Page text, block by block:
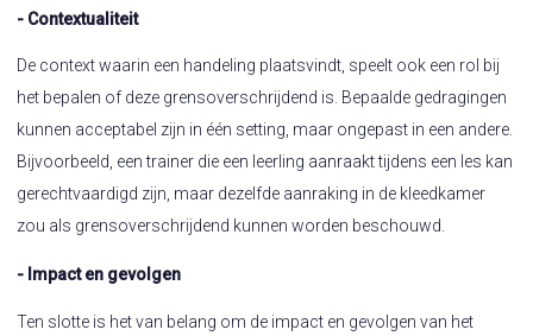
- Contextualiteit
De context waarin een handeling plaatsvindt, speelt ook een rol bij
het bepalen of deze grensoverschrijdend is. Bepaalde gedragingen
kunnen acceptabel zijn in één setting, maar ongepast in een andere.
Bijvoorbeeld, een trainer die een leerling aanraakt tijdens een les kan
gerechtvaardigd zijn, maar dezelfde aanraking in de kleedkamer
zou als grensoverschrijdend kunnen worden beschouwd.
- Impact en gevolgen
Ten slotte is het van belang om de impact en gevolgen van het